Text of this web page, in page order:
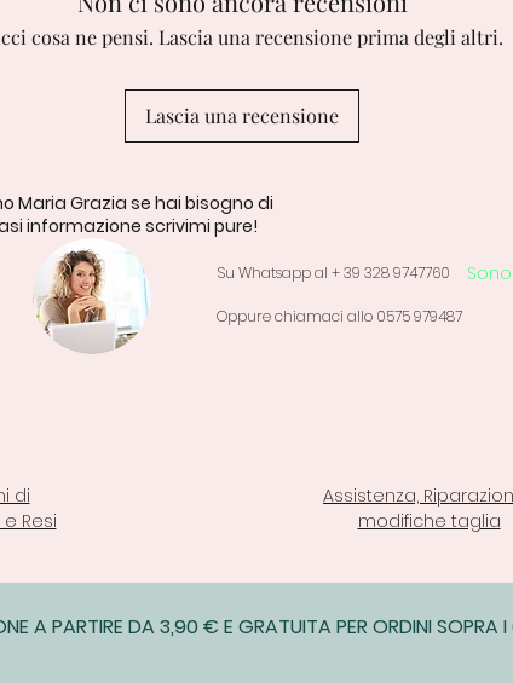
cosa ne pensi. Lascia una recensione prima degli altri.
Lascia una recensione
Maria Grazia se hai bisogno di
informazione scrivimi pure!
Su Whatsapp al + 39 328 9747760
Oppure chiamaci allo 0575 979487
di
Resi
Assistenza,
modifiche taglia
A PARTIRE DA 3,90 € E GRATUITA PER ORDINI SOPRA